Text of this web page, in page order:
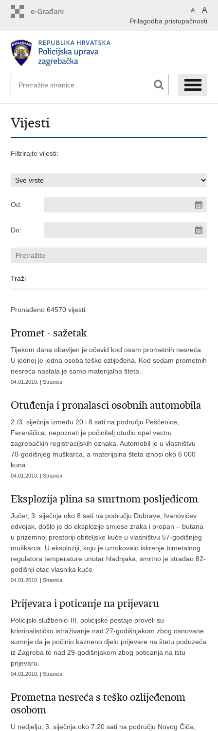
A A
Prilagodba pristupačnosti
Vijesti
Filtrirajte vijesti:
Od:
Do:
Pronađeno 64570 vijesti.
Promet - sažetak
Tijekom dana obavljen je očevid kod osam prometnih nesreća.
U jednoj je jedna osoba teško ozlijeđena. Kod sedam prometnih
nesreća nastala je samo materijalna šteta.
04.01.2010. | Stranica
Otuđenja i pronalasci osobnih automobila
2./3. siječnja između 20 i 8 sati na području Peščenice,
Ferenščica, nepoznati je počinitelj otuđio opel vectru
zagrebačkih registracijskih oznaka. Automobil je u vlasništvu
70-godišnjeg muškarca, a materijalna šteta iznosi oko 6 000
kuna.
04.01.2010. | Stranica
Eksplozija plina sa smrtnom posljedicom
Jučer, 3. siječnja oko 8 sati na području Dubrave, Ivanovićev
odvojak, došlo je do eksplozije smjese zraka i propan – butana
u prizemnoj prostoriji obiteljske kuće u vlasništvu 57-godišnjeg
muškarca. U eksploziji, koju je uzrokovalo iskrenje bimetalnog
regulatora temperature unutar hladnjaka, smrtno je stradao 82-
godišnji otac vlasnika kuće
04.01.2010. | Stranica
Prijevara i poticanje na prijevaru
Policijski službenici III. policijske postaje proveli su
kriminalističko istraživanje nad 27-godišnjakom zbog osnovane
sumnje da je počinio kazneno djelo prijevare na štetu poduzeća
iz Zagreba te nad 29-godišnjakom zbog poticanja na istu
prijevaru.
04.01.2010. | Stranica
Prometna nesreća s teško ozlijeđenom
osobom
U nedjelju, 3. siječnja oko 7.20 sati na području Novog Čiča,